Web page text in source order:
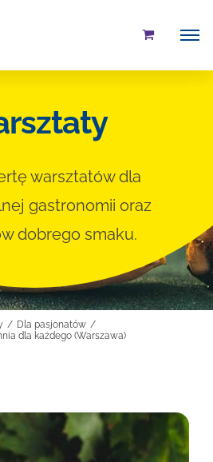
warsztatów dla
gastronomii oraz
dobrego smaku.
Dla pasjonatów
dla każdego (Warszawa)